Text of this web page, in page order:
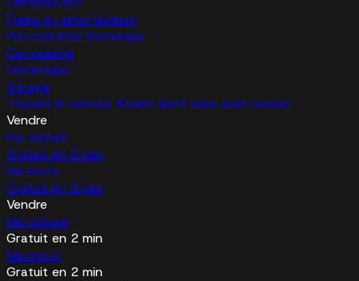
Freins et amortisseurs
Pré-contrôle technique
Carrosserie
Mécanique
Vitrage
Trouvez le service Atelier dont vous avez besoin
Vendre
Ma voiture
Gratuit en 2 min
Ma moto
Gratuit en 2 min
Vendre
Ma voiture
Gratuit en 2 min
Ma moto
Gratuit en 2 min